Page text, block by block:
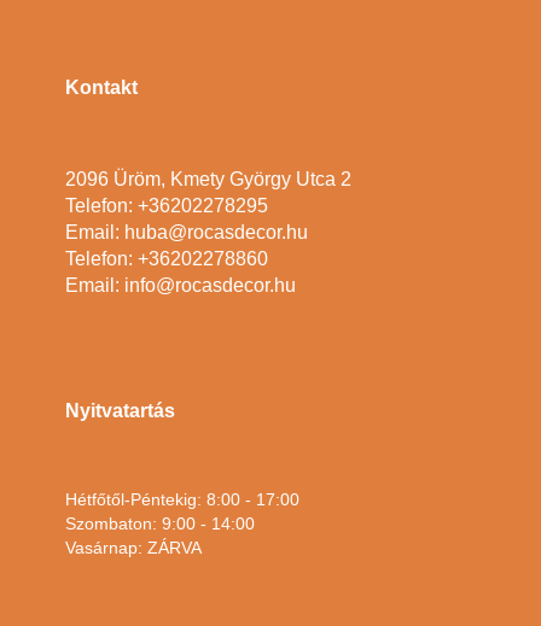
Kontakt
2096 Üröm, Kmety György Utca 2
Telefon: +36202278295
Email: huba@rocasdecor.hu
Telefon: +36202278860
Email: info@rocasdecor.hu
Nyitvatartás
Hétfőtől-Péntekig: 8:00 - 17:00
Szombaton: 9:00 - 14:00
Vasárnap: ZÁRVA